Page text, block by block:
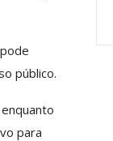
público.
para